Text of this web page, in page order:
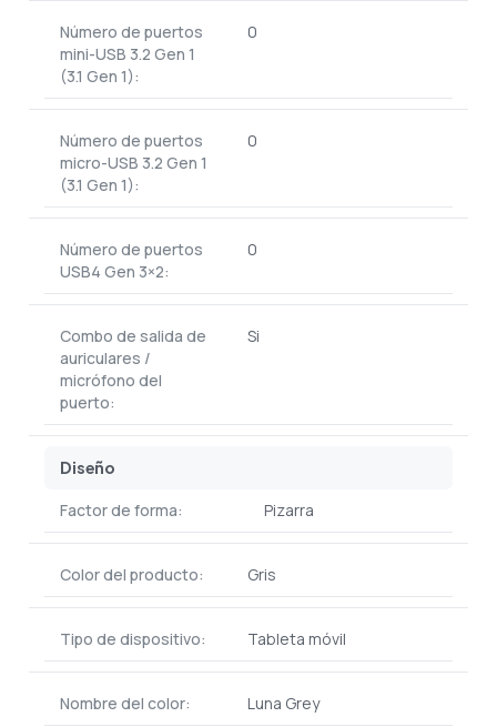
Número de puertos
mini-USB 3.2 Gen 1
(3.1 Gen 1):
0
Número de puertos
micro-USB 3.2 Gen 1
(3.1 Gen 1):
0
Número de puertos
USB4 Gen 3×2:
0
Combo de salida de
auriculares /
micrófono del
puerto:
Si
Diseño
Factor de forma: Pizarra
Color del producto: Gris
Tipo de dispositivo: Tableta móvil
Nombre del color: Luna Grey